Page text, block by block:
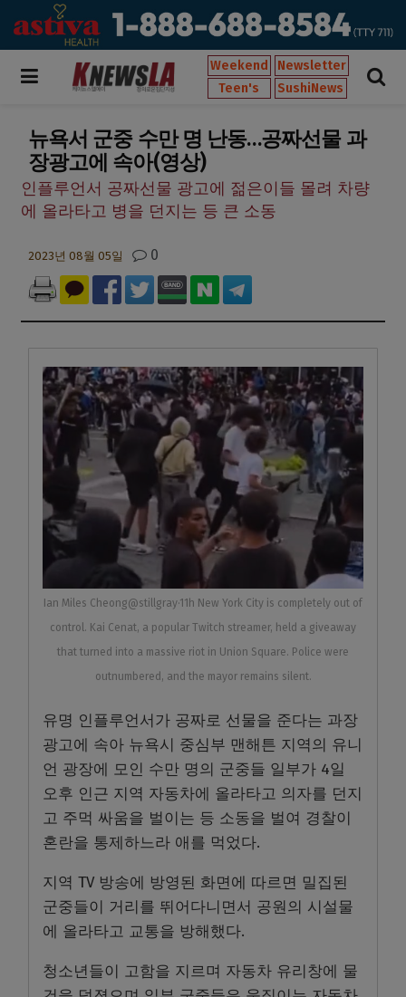
Weekend
Newsletter
Teen's
SushiNews
뉴욕서 군중 수만 명 난동…공짜선물 과
장광고에 속아(영상)
인플루언서 공짜선물 광고에 젊은이들 몰려 차량
에 올라타고 병을 던지는 등 큰 소동
2023년 08월 05일 0
Ian Miles Cheong@stillgray·11h New York City is completely out of
control. Kai Cenat, a popular Twitch streamer, held a giveaway
that turned into a massive riot in Union Square. Police were
outnumbered, and the mayor remains silent.
유명 인플루언서가 공짜로 선물을 준다는 과장
광고에 속아 뉴욕시 중심부 맨해튼 지역의 유니
언 광장에 모인 수만 명의 군중들 일부가 4일
오후 인근 지역 자동차에 올라타고 의자를 던지
고 주먹 싸움을 벌이는 등 소동을 벌여 경찰이
혼란을 통제하느라 애를 먹었다.
지역 TV 방송에 방영된 화면에 따르면 밀집된
군중들이 거리를 뛰어다니면서 공원의 시설물
에 올라타고 교통을 방해했다.
청소년들이 고함을 지르며 자동차 유리창에 물